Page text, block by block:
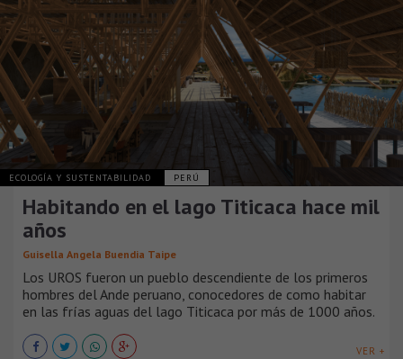
ECOLOGÍA Y SUSTENTABILIDAD PERÚ
Habitando en el lago Titicaca hace mil
años
Guisella Angela Buendia Taipe
Los UROS fueron un pueblo descendiente de los primeros
hombres del Ande peruano, conocedores de como habitar
en las frías aguas del lago Titicaca por más de 1000 años.
VER +